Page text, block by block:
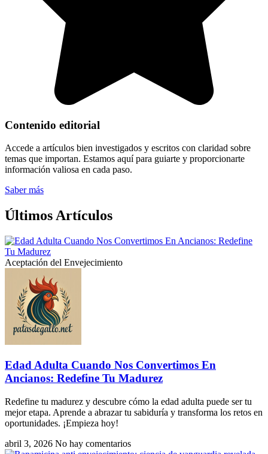
Contenido editorial
Accede a artículos bien investigados y escritos con claridad sobre
temas que importan. Estamos aquí para guiarte y proporcionarte
información valiosa en cada paso.
Saber más
Últimos Artículos
Aceptación del Envejecimiento
Edad Adulta Cuando Nos Convertimos En
Ancianos: Redefine Tu Madurez
Redefine tu madurez y descubre cómo la edad adulta puede ser tu
mejor etapa. Aprende a abrazar tu sabiduría y transforma los retos en
oportunidades. ¡Empieza hoy!
abril 3, 2026 No hay comentarios